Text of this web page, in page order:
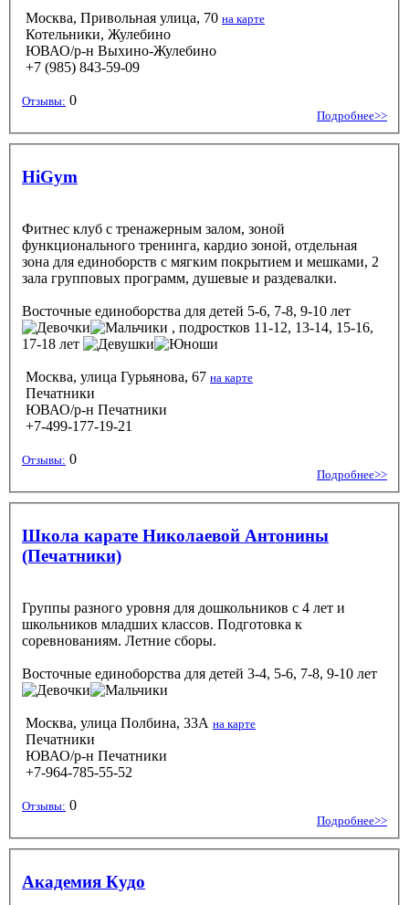
Москва, Привольная улица, 70 на карте
Котельники, Жулебино
ЮВАО/р-н Выхино-Жулебино
+7 (985) 843-59-09
Отзывы: 0
Подробнее>>
HiGym
Фитнес клуб с тренажерным залом, зоной
функционального тренинга, кардио зоной, отдельная
зона для единоборств с мягким покрытием и мешками, 2
зала групповых программ, душевые и раздевалки.
Восточные единоборства для детей 5-6, 7-8, 9-10 лет
, подростков 11-12, 13-14, 15-16,
17-18 лет
Москва, улица Гурьянова, 67 на карте
Печатники
ЮВАО/р-н Печатники
+7-499-177-19-21
Отзывы: 0
Подробнее>>
Школа карате Николаевой Антонины
(Печатники)
Группы разного уровня для дошкольников с 4 лет и
школьников младших классов. Подготовка к
соревнованиям. Летние сборы.
Восточные единоборства для детей 3-4, 5-6, 7-8, 9-10 лет
Москва, улица Полбина, 33А на карте
Печатники
ЮВАО/р-н Печатники
+7-964-785-55-52
Отзывы: 0
Подробнее>>
Академия Кудо